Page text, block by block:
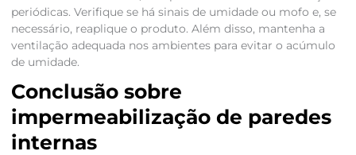
periódicas. Verifique se há sinais de umidade ou mofo e, se
necessário, reaplique o produto. Além disso, mantenha a
ventilação adequada nos ambientes para evitar o acúmulo
de umidade.
Conclusão sobre
impermeabilização de paredes
internas